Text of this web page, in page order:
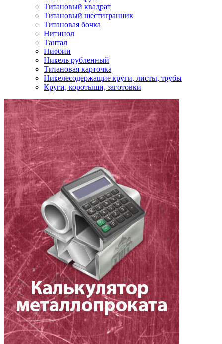
Титановый квадрат
Титановый шестигранник
Титановая бочка
Нитинол
Тантал
Ниобий
Никель рубленный
Титановая карточка
Никелесодержащие круги, листы, трубы
Круги, коротыши, заготовки